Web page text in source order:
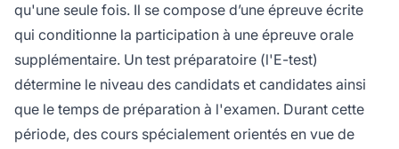
qu'une seule fois. Il se compose d’une épreuve écrite
qui conditionne la participation à une épreuve orale
supplémentaire. Un test préparatoire (l'E-test)
détermine le niveau des candidats et candidates ainsi
que le temps de préparation à l'examen. Durant cette
période, des cours spécialement orientés en vue de